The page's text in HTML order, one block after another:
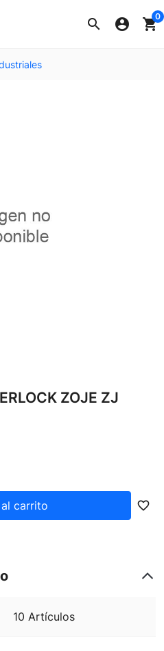
search account_circle shopping_cart0
ZOJE ZJ
carrito favorite_border
10 Artículos